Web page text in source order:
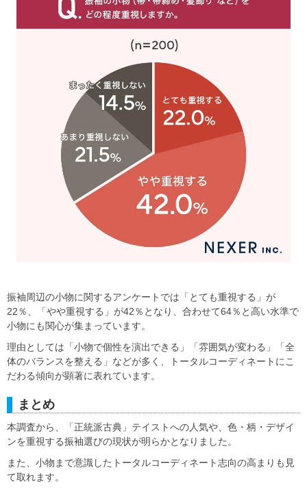
振袖周辺の小物に関するアンケートでは「とても重視する」が
22％、「やや重視する」が42％となり、合わせて64％と高い水準で
小物にも関心が集まっています。
理由としては「小物で個性を演出できる」「雰囲気が変わる」「全
体のバランスを整える」などが多く、トータルコーディネートにこ
だわる傾向が顕著に表れています。
まとめ
本調査から、「正統派古典」テイストへの人気や、色・柄・デザイ
ンを重視する振袖選びの現状が明らかとなりました。
また、小物まで意識したトータルコーディネート志向の高まりも見
て取れます。